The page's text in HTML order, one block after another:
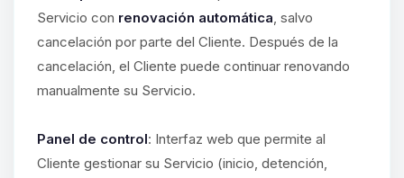
Servicio con renovación automática, salvo
cancelación por parte del Cliente. Después de la
cancelación, el Cliente puede continuar renovando
manualmente su Servicio.
Panel de control: Interfaz web que permite al
Cliente gestionar su Servicio (inicio, detención,